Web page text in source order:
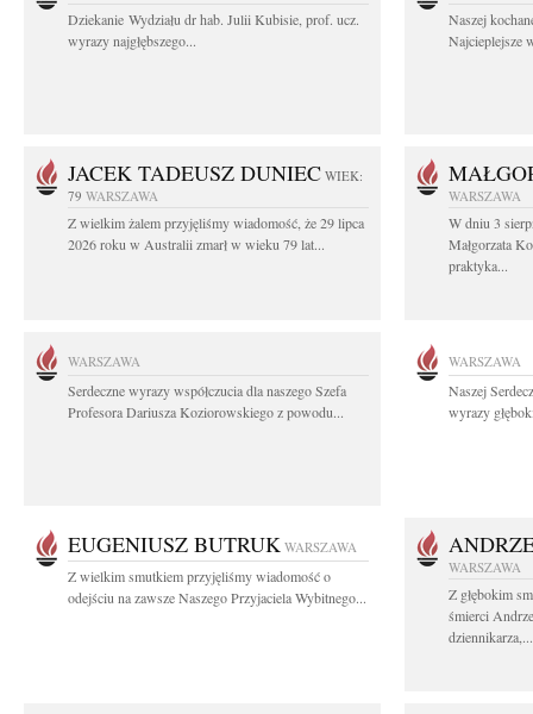
Dziekanie Wydziału dr hab. Julii Kubisie, prof. ucz.
wyrazy najgłębszego...
Naszej
Najcieplejsze
JACEK TADEUSZ DUNIEC WIEK:
79 WARSZAWA
Z wielkim żalem przyjęliśmy wiadomość, że 29 lipca
2026 roku w Australii zmarł w wieku 79 lat...
WARSZAWA
W dniu 3
Małgorzata
praktyka...
WARSZAWA
Serdeczne wyrazy współczucia dla naszego Szefa
Profesora Dariusza Koziorowskiego z powodu...
WARSZAWA
Naszej
wyrazy
EUGENIUSZ BUTRUK WARSZAWA
Z wielkim smutkiem przyjęliśmy wiadomość o
odejściu na zawsze Naszego Przyjaciela Wybitnego...
WARSZAWA
Z głębokim
śmierci
dziennikarza,...